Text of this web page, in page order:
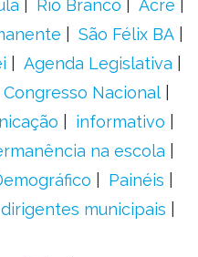
Rio Branco
Acre
São Félix BA
Agenda Legislativa
Congresso Nacional
informativo
na escola
Painéis
dirigentes municipais